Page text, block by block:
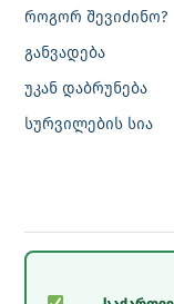
როგორ შევიძინო?
განვადება
უკან დაბრუნება
სურვილების სია